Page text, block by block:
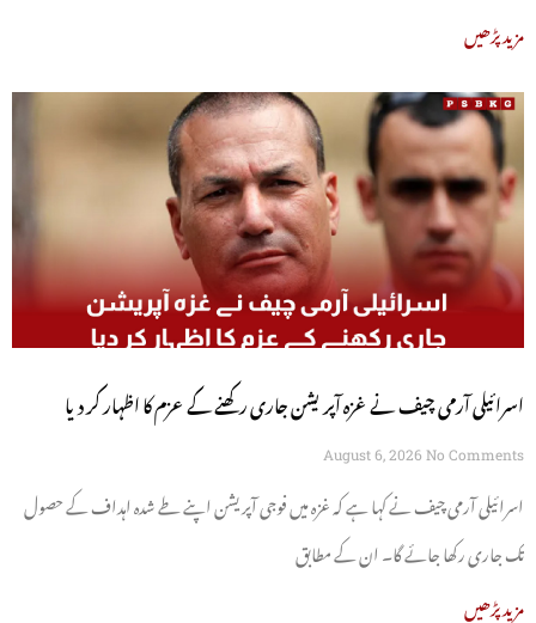
مزید پڑھیں
اسرائیلی آرمی چیف نے غزہ آپریشن جاری رکھنے کے عزم کا اظہار کر دیا
August 6, 2026 No Comments
اسرائیلی آرمی چیف نے کہا ہے کہ غزہ میں فوجی آپریشن اپنے طے شدہ اہداف کے حصول
تک جاری رکھا جائے گا۔ ان کے مطابق
مزید پڑھیں